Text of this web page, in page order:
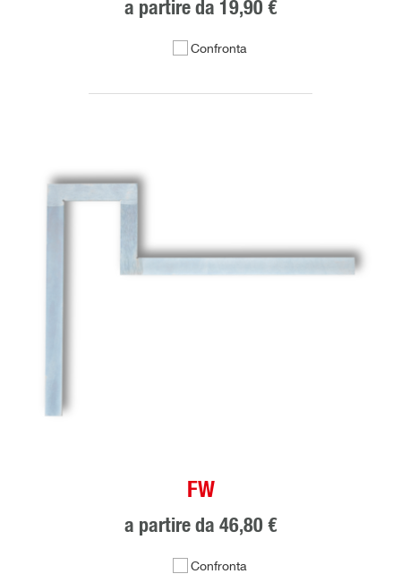
a partire da 19,90 €
Confronta
FW
a partire da 46,80 €
Confronta